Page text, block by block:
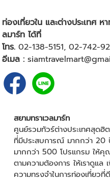
ท่องเที่ยวใน และต่างประเทศ
ลมาร์ท ได้ที่
โทร. 02-138-5151, 02-742-
อีเมล :
สยามทราเวลมาร์ท
ศูนย์รวมทัวร์ต่างประเทศสุด
ที่มีประสบการณ์ มากกว่า 20
มากกว่า 500 โปรแกรม ให้คุ
ตามความต้องการ ให้เราดูแ
ความทรงจำในการท่องเที่ย